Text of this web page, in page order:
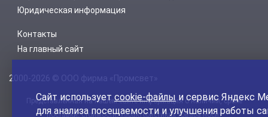
Юридическая информация
Контакты
На главный сайт
2000-2026 © ООО фирма «Промсвет»
Представленная на нашем сайте информация о наличии, сроке
поставки, стоимости, характеристиках товара носит
Сайт используетcookie-файлы и сервис Яндекс
для анализа посещаемости и улучшения работы